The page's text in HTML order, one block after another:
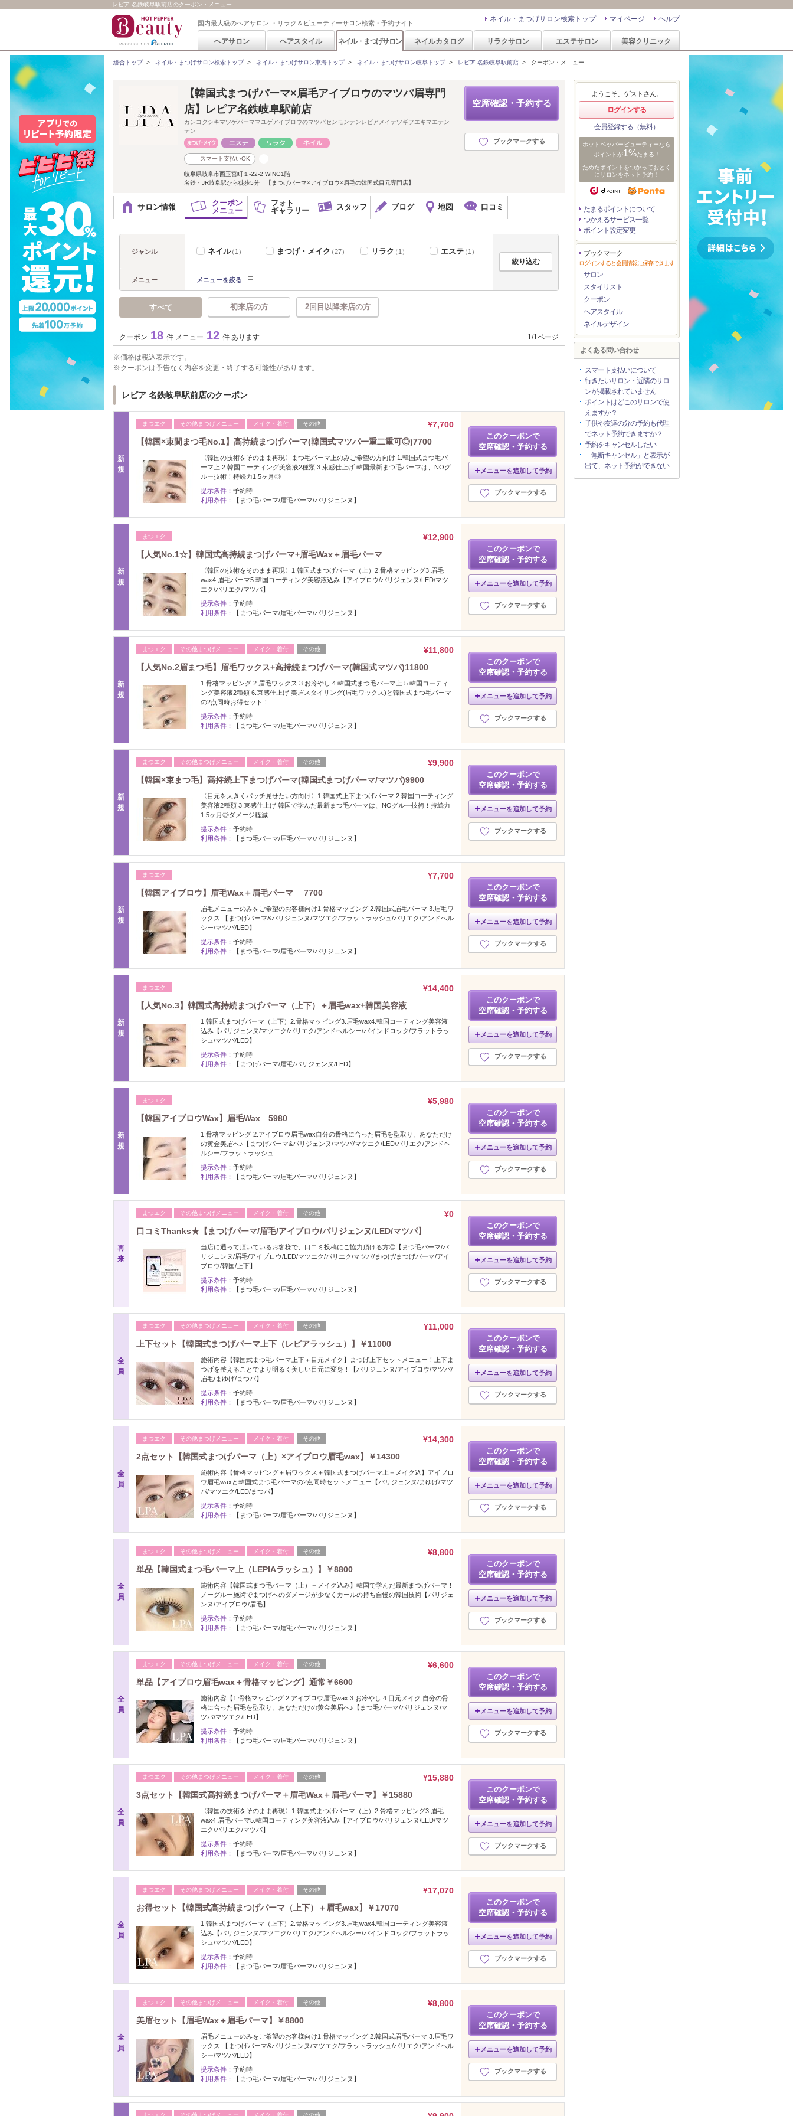
レピア 名鉄岐阜駅前店のクーポン・メニュー
国内最大級のヘアサロン ・リラク＆ビューティーサロン検索・予約サイト ヘルプ
マイページ
ネイル・まつげサロン検索トップ
ヘアサロン ヘアスタイル ネイル・まつげサロン ネイルカタログ リラクサロン エステサロン 美容クリニック
総合トップ> ネイル・まつげサロン検索トップ> ネイル・まつげサロン東海トップ> ネイル・まつげサロン岐阜トップ> レピア 名鉄岐阜駅前店 > クーポン・メニュー
空席確認・予約する
ブックマークする
【韓国式まつげパーマ×眉毛アイブロウのマツパ眉専門
店】レピア名鉄岐阜駅前店
カンコクシキマツゲパーママユゲアイブロウのマツパセンモンテンレピアメイテツギフエキマエテン
テン
スマート支払いOK
岐阜県岐阜市西玉宮町１-22-2 WING1階
名鉄・JR岐阜駅から徒歩5分 【まつげパーマ×アイブロウ×眉毛の韓国式目元専門店】
サロン情報
クーポン
メニュー
フォト
ギャラリー
スタッフ ブログ 地図 口コミ
ジャンル ネイル（1） まつげ・メイク（27） リラク（1） エステ（1）
メニュー メニューを絞る
すべて 初来店の方 2回目以降来店の方
クーポン 18 件 メニュー 12 件 あります 1/1ページ
価格は税込表示です。
クーポンは予告なく内容を変更・終了する可能性があります。
レピア 名鉄岐阜駅前店のクーポン
新
規
まつエク その他まつげメニュー メイク・着付 その他
¥7,700
【韓国×束間まつ毛No.1】高持続まつげパーマ(韓国式マツパ一重二重可◎)7700
〈韓国の技術をそのまま再現〉まつ毛パーマ上のみご希望の方向け 1.韓国式まつ毛パ
ーマ上 2.韓国コーティング美容液2種類 3.束感仕上げ 韓国最新まつ毛パーマは、NOグ
ルー技術！持続力1.5ヶ月◎
提示条件： 予約時
利用条件：
【まつ毛パーマ/眉毛パーマ/パリジェンヌ】
このクーポンで
空席確認・予約する
メニューを追加して予約
ブックマークする
新
規
まつエク
¥12,900
【人気No.1☆】韓国式高持続まつげパーマ+眉毛Wax＋眉毛パーマ
〈韓国の技術をそのまま再現〉1.韓国式まつげパーマ（上）2.骨格マッピング3.眉毛
wax4.眉毛パーマ5.韓国コーティング美容液込み【アイブロウ/パリジェンヌ/LED/マツ
エク/パリエク/マツパ】
提示条件： 予約時
利用条件：
【まつ毛パーマ/眉毛パーマ/パリジェンヌ】
このクーポンで
空席確認・予約する
メニューを追加して予約
ブックマークする
新
規
まつエク その他まつげメニュー メイク・着付 その他
¥11,800
【人気No.2眉まつ毛】眉毛ワックス+高持続まつげパーマ(韓国式マツパ)11800
1.骨格マッピング 2.眉毛ワックス 3.お冷やし 4.韓国式まつ毛パーマ上 5.韓国コーティ
ング美容液2種類 6.束感仕上げ 美眉スタイリング(眉毛ワックス)と韓国式まつ毛パーマ
の2点同時お得セット！
提示条件： 予約時
利用条件：
【まつ毛パーマ/眉毛パーマ/パリジェンヌ】
このクーポンで
空席確認・予約する
メニューを追加して予約
ブックマークする
新
規
まつエク その他まつげメニュー メイク・着付 その他
¥9,900
【韓国×束まつ毛】高持続上下まつげパーマ(韓国式まつげパーマ/マツパ)9900
〈目元を大きくパッチ見せたい方向け〉1.韓国式上下まつげパーマ 2.韓国コーティング
美容液2種類 3.束感仕上げ 韓国で学んだ最新まつ毛パーマは、NOグルー技術！持続力
1.5ヶ月◎ダメージ軽減
提示条件： 予約時
利用条件：
【まつ毛パーマ/眉毛パーマ/パリジェンヌ】
このクーポンで
空席確認・予約する
メニューを追加して予約
ブックマークする
新
規
まつエク
¥7,700
【韓国アイブロウ】眉毛Wax＋眉毛パーマ 7700
眉毛メニューのみをご希望のお客様向け1.骨格マッピング 2.韓国式眉毛パーマ 3.眉毛ワ
ックス 【まつげパーマ&パリジェンヌ/マツエク/フラットラッシュ/パリエク/アンドヘル
シー/マツパ/LED】
提示条件： 予約時
利用条件：
【まつ毛パーマ/眉毛パーマ/パリジェンヌ】
このクーポンで
空席確認・予約する
メニューを追加して予約
ブックマークする
新
規
まつエク
¥14,400
【人気No.3】韓国式高持続まつげパーマ（上下）＋眉毛wax+韓国美容液
1.韓国式まつげパーマ（上下）2.骨格マッピング3.眉毛wax4.韓国コーティング美容液
込み【パリジェンヌ/マツエク/パリエク/アンドヘルシー/バインドロック/フラットラッ
シュ/マツパ/LED】
提示条件： 予約時
利用条件：
【まつげパーマ/眉毛/パリジェンヌ/LED】
このクーポンで
空席確認・予約する
メニューを追加して予約
ブックマークする
新
規
まつエク
¥5,980
【韓国アイブロウWax】眉毛Wax 5980
1.骨格マッピング 2.アイブロウ眉毛wax自分の骨格に合った眉毛を型取り、あなただけ
の黄金美眉へ♪【まつげパーマ&パリジェンヌ/マツパ/マツエク/LED/パリエク/アンドヘ
ルシー/フラットラッシュ
提示条件： 予約時
利用条件：
【まつ毛パーマ/眉毛パーマ/パリジェンヌ】
このクーポンで
空席確認・予約する
メニューを追加して予約
ブックマークする
再
来
まつエク その他まつげメニュー メイク・着付 その他
¥0
口コミThanks★【まつげパーマ/眉毛/アイブロウ/パリジェンヌ/LED/マツパ】
当店に通って頂いているお客様で、口コミ投稿にご協力頂ける方◎【まつ毛パーマ/パ
リジェンヌ/眉毛/アイブロウ/LED/マツエク/パリエク/マツパ/まゆげ/まつげパーマ/アイ
ブロウ/韓国/上下】
提示条件： 予約時
利用条件：
【まつ毛パーマ/眉毛パーマ/パリジェンヌ】
このクーポンで
空席確認・予約する
メニューを追加して予約
ブックマークする
全
員
まつエク その他まつげメニュー メイク・着付 その他
¥11,000
上下セット【韓国式まつげパーマ上下（レピアラッシュ）】￥11000
施術内容【韓国式まつ毛パーマ上下＋目元メイク】まつげ上下セットメニュー！上下ま
つげを整えることでより明るく美しい目元に変身！【パリジェンヌ/アイブロウ/マツパ/
眉毛/まゆげ/まつパ】
提示条件： 予約時
利用条件：
【まつ毛パーマ/眉毛パーマ/パリジェンヌ】
このクーポンで
空席確認・予約する
メニューを追加して予約
ブックマークする
全
員
まつエク その他まつげメニュー メイク・着付 その他
¥14,300
2点セット【韓国式まつげパーマ（上）×アイブロウ眉毛wax】￥14300
施術内容【骨格マッピング＋眉ワックス＋韓国式まつげパーマ上＋メイク込】アイブロ
ウ眉毛waxと韓国式まつ毛パーマの2点同時セットメニュー【パリジェンヌ/まゆげ/マツ
パ/マツエク/LED/まつパ】
提示条件： 予約時
利用条件：
【まつ毛パーマ/眉毛パーマ/パリジェンヌ】
このクーポンで
空席確認・予約する
メニューを追加して予約
ブックマークする
全
員
まつエク その他まつげメニュー メイク・着付 その他
¥8,800
単品【韓国式まつ毛パーマ上（LEPIAラッシュ）】￥8800
施術内容【韓国式まつ毛パーマ（上）＋メイク込み】韓国で学んだ最新まつげパーマ！
ノーグルー施術でまつげへのダメージが少なくカールの持ち自慢の韓国技術【パリジェ
ンヌ/アイブロウ/眉毛】
提示条件： 予約時
利用条件：
【まつ毛パーマ/眉毛パーマ/パリジェンヌ】
このクーポンで
空席確認・予約する
メニューを追加して予約
ブックマークする
全
員
まつエク その他まつげメニュー メイク・着付 その他
¥6,600
単品【アイブロウ眉毛wax＋骨格マッピング】通常￥6600
施術内容【1.骨格マッピング 2.アイブロウ眉毛wax 3.お冷やし 4.目元メイク 自分の骨
格に合った眉毛を型取り、あなただけの黄金美眉へ♪【まつ毛パーマ/パリジェンヌ/マ
ツパ/マツエク/LED】
提示条件： 予約時
利用条件：
【まつ毛パーマ/眉毛パーマ/パリジェンヌ】
このクーポンで
空席確認・予約する
メニューを追加して予約
ブックマークする
全
員
まつエク その他まつげメニュー メイク・着付 その他
¥15,880
3点セット【韓国式高持続まつげパーマ＋眉毛Wax＋眉毛パーマ】￥15880
〈韓国の技術をそのまま再現〉1.韓国式まつげパーマ（上）2.骨格マッピング3.眉毛
wax4.眉毛パーマ5.韓国コーティング美容液込み【アイブロウ/パリジェンヌ/LED/マツ
エク/パリエク/マツパ】
提示条件： 予約時
利用条件：
【まつ毛パーマ/眉毛パーマ/パリジェンヌ】
このクーポンで
空席確認・予約する
メニューを追加して予約
ブックマークする
全
員
まつエク その他まつげメニュー メイク・着付 その他
¥17,070
お得セット【韓国式高持続まつげパーマ（上下）＋眉毛wax】￥17070
1.韓国式まつげパーマ（上下）2.骨格マッピング3.眉毛wax4.韓国コーティング美容液
込み【パリジェンヌ/マツエク/パリエク/アンドヘルシー/バインドロック/フラットラッ
シュ/マツパ/LED】
提示条件： 予約時
利用条件：
【まつ毛パーマ/眉毛パーマ/パリジェンヌ】
このクーポンで
空席確認・予約する
メニューを追加して予約
ブックマークする
全
員
まつエク その他まつげメニュー メイク・着付 その他
¥8,800
美眉セット【眉毛Wax＋眉毛パーマ】￥8800
眉毛メニューのみをご希望のお客様向け1.骨格マッピング 2.韓国式眉毛パーマ 3.眉毛ワ
ックス 【まつげパーマ&パリジェンヌ/マツエク/フラットラッシュ/パリエク/アンドヘル
シー/マツパ/LED】
提示条件： 予約時
利用条件：
【まつ毛パーマ/眉毛パーマ/パリジェンヌ】
このクーポンで
空席確認・予約する
メニューを追加して予約
ブックマークする
ようこそ、ゲストさん。
ログインする
会員登録する（無料）
ホットペッパービューティーなら
ポイントが1%たまる！
ためたポイントをつかっておとく
にサロンをネット予約！
たまるポイントについて
つかえるサービス一覧
ポイント設定変更
ブックマーク
ログインすると会員情報に保存できます
サロン
スタイリスト
クーポン
ヘアスタイル
ネイルデザイン
よくある問い合わせ
スマート支払いについて
行きたいサロン・近隣のサロ
ンが掲載されていません
ポイントはどこのサロンで使
えますか？
子供や友達の分の予約も代理
でネット予約できますか？
予約をキャンセルしたい
「無断キャンセル」と表示が
出て、ネット予約ができない